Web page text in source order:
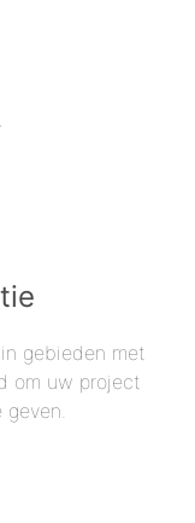
gebieden met
om uw project